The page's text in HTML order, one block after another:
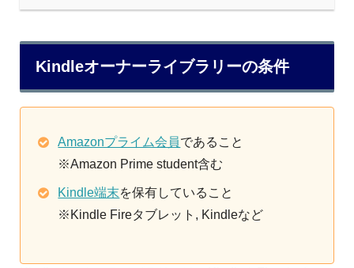
Kindleオーナーライブラリーの条件
Amazonプライム会員であること
※Amazon Prime student含む
Kindle端末を保有していること
※Kindle Fireタブレット, Kindleなど